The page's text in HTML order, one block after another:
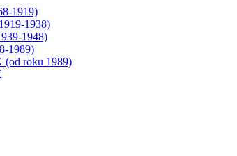
1919)
1938)
1948)
1989)
(od roku 1989)